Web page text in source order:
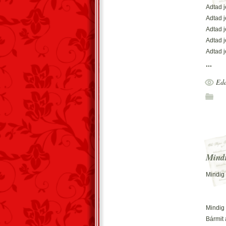
Adtad
Adtad
Adtad
Adtad
Adtad
Adtál
Adtál
Adtál
...
Bármit